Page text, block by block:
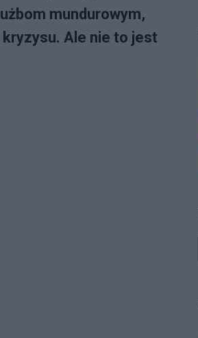
mundurowym,
Ale nie to jest